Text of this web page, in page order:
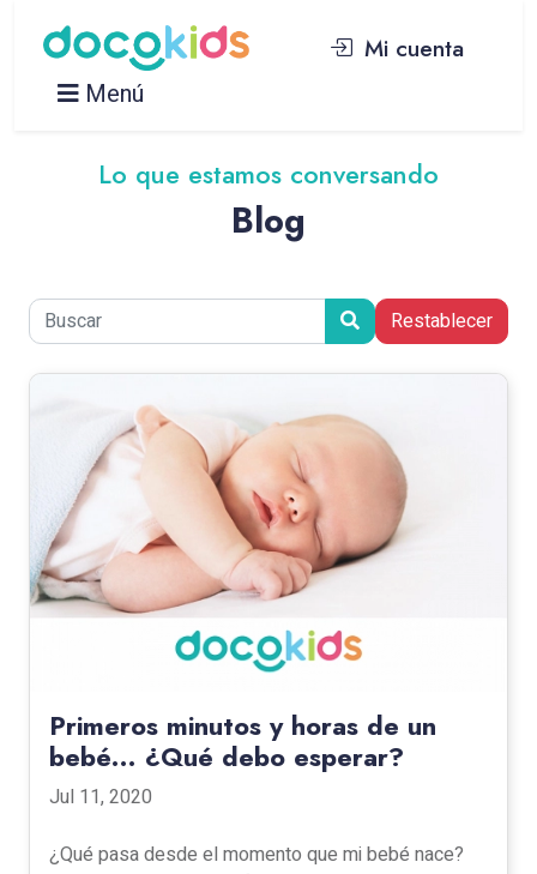
Mi cuenta
Menú
Lo que estamos conversando
Blog
Restablecer
Primeros minutos y horas de un
bebé… ¿Qué debo esperar?
Jul 11, 2020
¿Qué pasa desde el momento que mi bebé nace?